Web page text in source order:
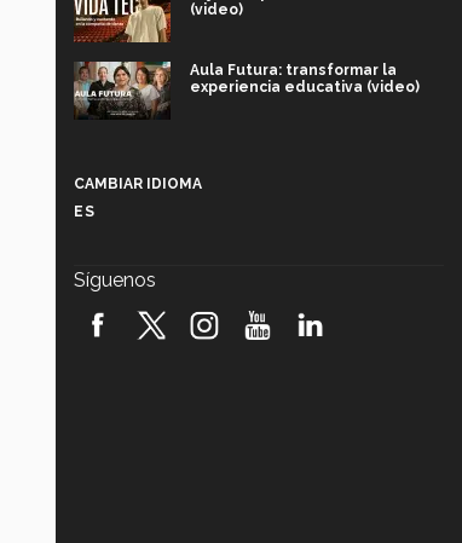
(video)
Aula Futura: transformar la
experiencia educativa (video)
robótica FIRST 2026! (video)
CAMBIAR IDIOMA
ES
Síguenos